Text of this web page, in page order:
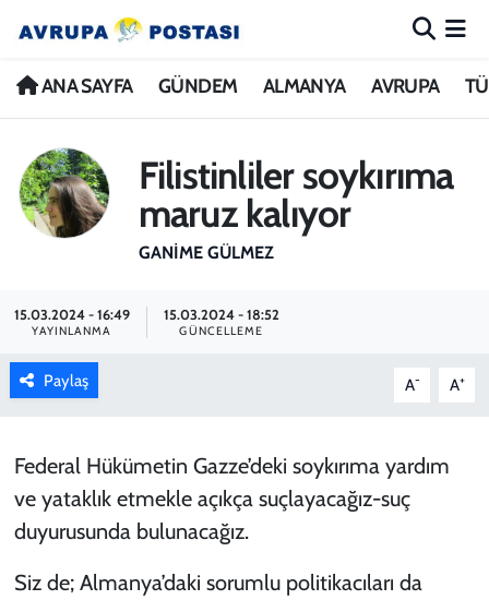
ANA SAYFA GÜNDEM ALMANYA AVRUPA
Filistinliler soykırıma
maruz kalıyor
GANIME GÜLMEZ
15.03.2024 - 16:49
YAYINLANMA
15.03.2024 - 18:52
GÜNCELLEME
Paylaş A- A+
Federal Hükümetin Gazze’deki soykırıma yardım
ve yataklık etmekle açıkça suçlayacağız-suç
duyurusunda bulunacağız.
Siz de; Almanya’daki sorumlu politikacıları da
ANA SAYFA
ALMANYA
TÜRKİYE
DÜNYA
SPOR
KADIN
YAZARLAR
Nöbetçi Eczaneler
İstanbul Namaz Vakitleri
Trafik Durumu
Avrupa Ligi Puan Durumu ve Fikstür
Tüm Manşetler
Haber Arşivi